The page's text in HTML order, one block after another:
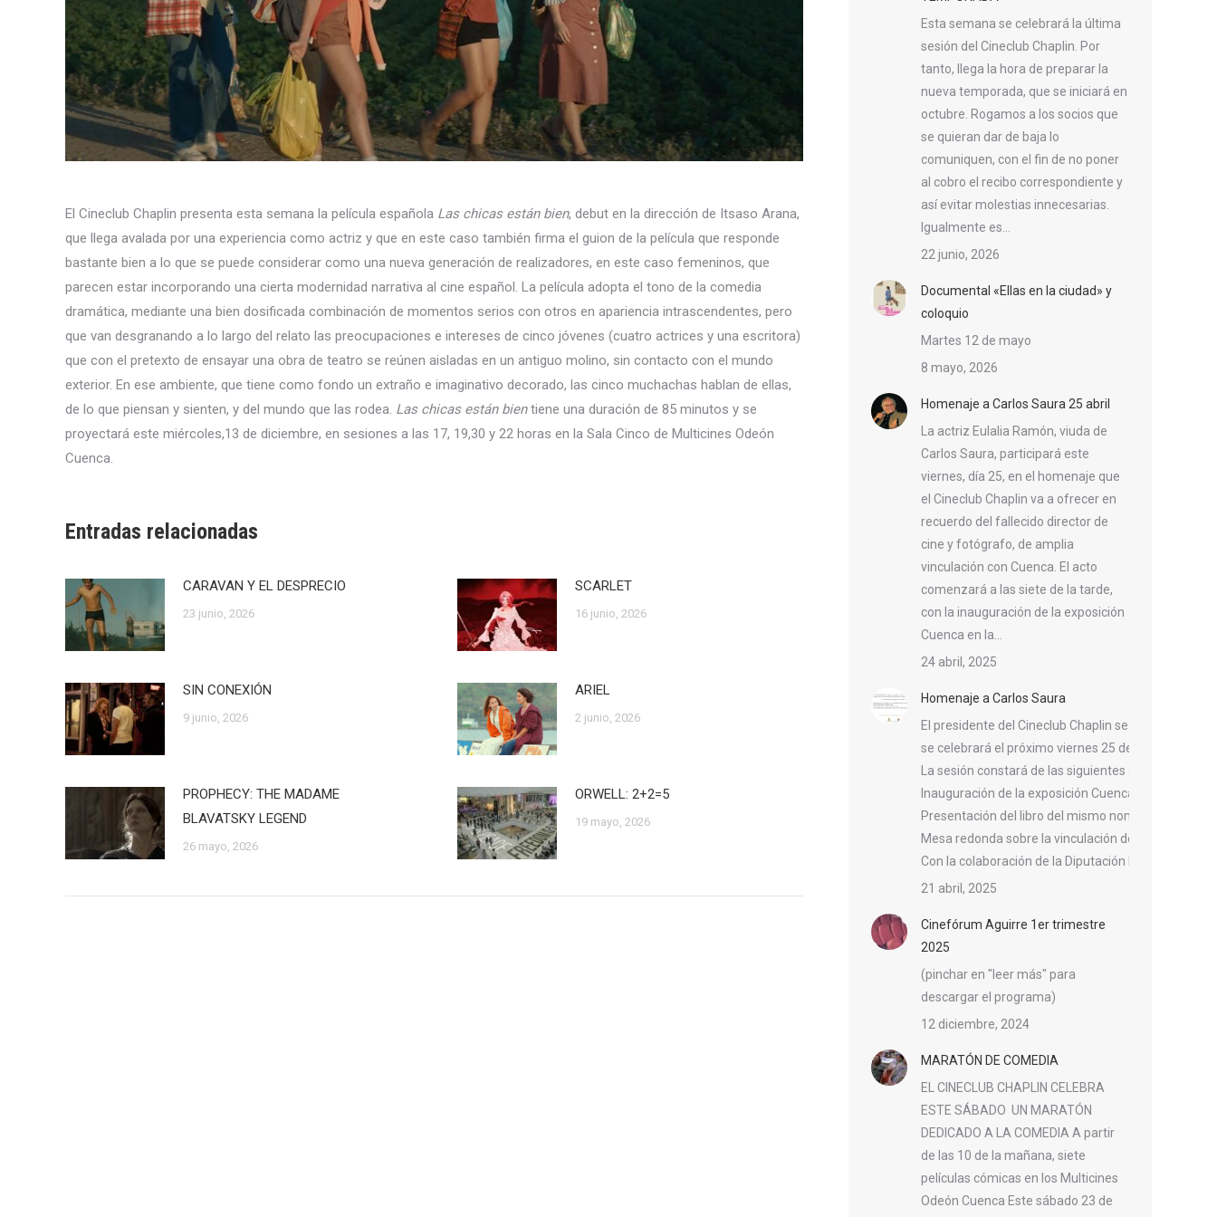
El Cineclub Chaplin presenta esta semana la película española Las chicas están bien, debut en la dirección de Itsaso Arana,
que llega avalada por una experiencia como actriz y que en este caso también firma el guion de la película que responde
bastante bien a lo que se puede considerar como una nueva generación de realizadores, en este caso femeninos, que
parecen estar incorporando una cierta modernidad narrativa al cine español. La película adopta el tono de la comedia
dramática, mediante una bien dosificada combinación de momentos serios con otros en apariencia intrascendentes, pero
que van desgranando a lo largo del relato las preocupaciones e intereses de cinco jóvenes (cuatro actrices y una escritora)
que con el pretexto de ensayar una obra de teatro se reúnen aisladas en un antiguo molino, sin contacto con el mundo
exterior. En ese ambiente, que tiene como fondo un extraño e imaginativo decorado, las cinco muchachas hablan de ellas,
de lo que piensan y sienten, y del mundo que las rodea. Las chicas están bientiene una duración de 85 minutos y se
proyectará este miércoles,13 de diciembre, en sesiones a las 17, 19,30 y 22 horas en la Sala Cinco de Multicines Odeón
Cuenca.
Entradas relacionadas
CARAVAN Y EL DESPRECIO
23 junio, 2026
SCARLET
16 junio, 2026
SIN CONEXIÓN
9 junio, 2026
ARIEL
2 junio, 2026
PROPHECY: THE MADAME
BLAVATSKY LEGEND
26 mayo, 2026
ORWELL: 2+2=5
19 mayo, 2026
Esta semana se celebrará la última
sesión del Cineclub Chaplin. Por
tanto, llega la hora de preparar la
nueva temporada, que se iniciará en
octubre. Rogamos a los socios que
se quieran dar de baja lo
comuniquen, con el fin de no poner
al cobro el recibo correspondiente y
así evitar molestias innecesarias.
Igualmente es…
22 junio, 2026
Documental «Ellas en la ciudad» y
coloquio
Martes 12 de mayo
8 mayo, 2026
Homenaje a Carlos Saura 25 abril
La actriz Eulalia Ramón, viuda de
Carlos Saura, participará este
viernes, día 25, en el homenaje que
el Cineclub Chaplin va a ofrecer en
recuerdo del fallecido director de
cine y fotógrafo, de amplia
vinculación con Cuenca. El acto
comenzará a las siete de la tarde,
con la inauguración de la exposición
Cuenca en la…
24 abril, 2025
Homenaje a Carlos Saura
El presidente del Cineclub Chaplin se complace en
se celebrará el próximo viernes 25 de abril de
La sesión constará de las siguientes actividades:
Inauguración de la exposición Cuenca en la
Presentación del libro del mismo nombre
Mesa redonda sobre la vinculación del director con
Con la colaboración de la Diputación Provincial y el
21 abril, 2025
Cinefórum Aguirre 1er trimestre
2025
(pinchar en "leer más" para
descargar el programa)
12 diciembre, 2024
MARATÓN DE COMEDIA
EL CINECLUB CHAPLIN CELEBRA
ESTE SÁBADO UN MARATÓN
DEDICADO A LA COMEDIA A partir
de las 10 de la mañana, siete
películas cómicas en los Multicines
Odeón Cuenca Este sábado 23 de